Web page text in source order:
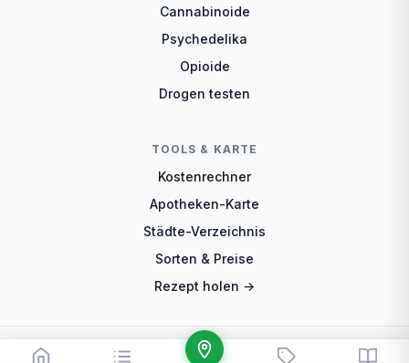
Cannabinoide
Psychedelika
Opioide
Drogen testen
TOOLS & KARTE
Kostenrechner
Apotheken-Karte
Städte-Verzeichnis
Sorten & Preise
Rezept holen →
© 2026 CannaCheck.de — Cannabis-Teleklinik-Vergleich